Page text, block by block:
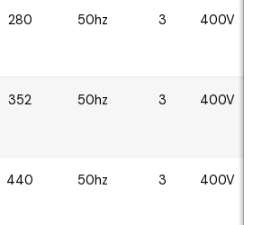
280 50hz 3 400V
352 50hz 3 400V
440 50hz 3 400V